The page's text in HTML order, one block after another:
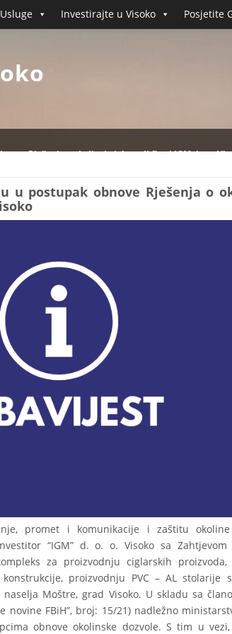
Usluge Investirajte u Visoko Posjetite
Rješenja o okolinskoj dozvoli firmi IGM d.o.o.
u postupak obnove Rješenja o
promet i komunikacije i zaštitu
“IGM” d. o. o. Visoko sa Zahtjevom
za proizvodnju ciglarskih
proizvodnju PVC – AL stolarije
Moštre, grad Visoko. U skladu sa
novine FBiH”, broj: 15/21) nadležno
obnove okolinske dozvole. S tim u